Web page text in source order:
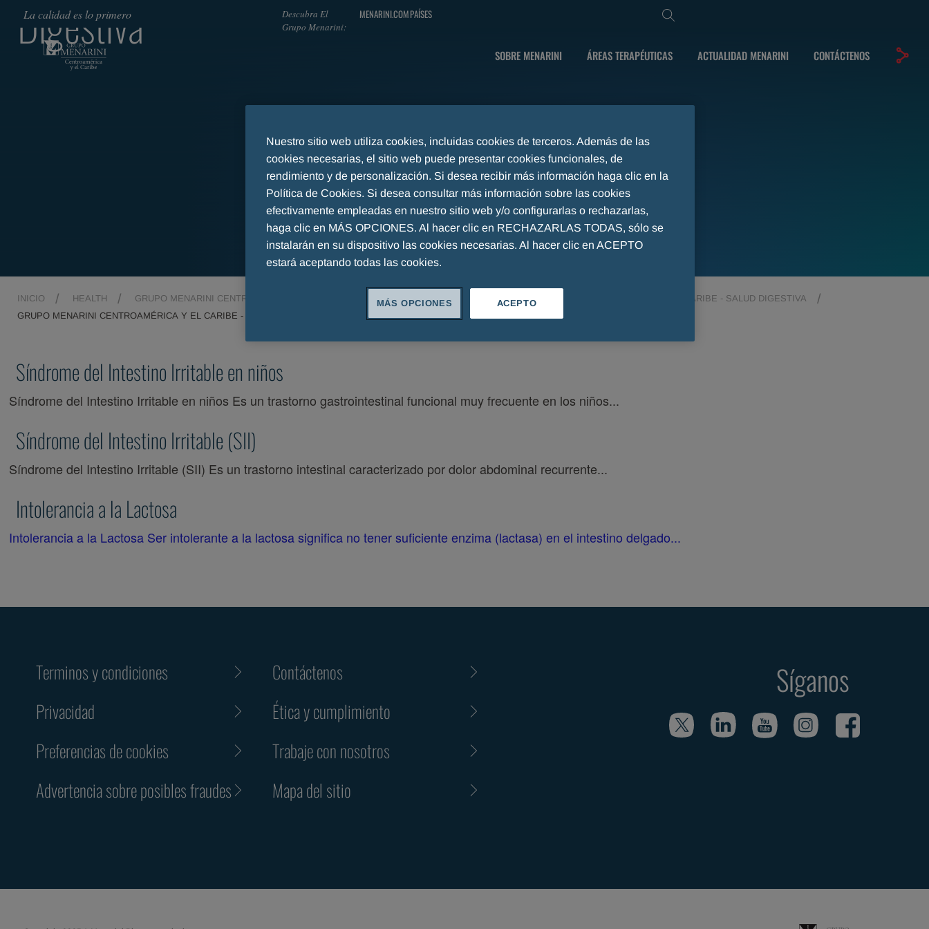
La calidad es lo primero
Descubra El
Grupo Menarini:
MENARINI.COMPAÍSES
SOBRE MENARINI ÁREAS TERAPÉUTICAS ACTUALIDAD MENARINI CONTÁCTENOS
Digestiva
INICIO HEALTH GRUPO MENARINI CENTROAMÉRICA Y EL CARIBE - CONTENIDO CIENTÍFICO
GRUPO MENARINI CENTROAMÉRICA Y EL CARIBE - SALUD DIGESTIVA
GRUPO MENARINI CENTROAMÉRICA Y EL CARIBE - SALUD DIGESTIVA
Síndrome del Intestino Irritable en niños
Síndrome del Intestino Irritable en niños Es un trastorno gastrointestinal funcional muy frecuente en los niños...
Síndrome del Intestino Irritable (SII)
Síndrome del Intestino Irritable (SII) Es un trastorno intestinal caracterizado por dolor abdominal recurrente...
Intolerancia a la Lactosa
Intolerancia a la Lactosa Ser intolerante a la lactosa significa no tener suficiente enzima (lactasa) en el intestino delgado...
Terminos y condiciones
Privacidad
Preferencias de cookies
Advertencia sobre posibles fraudes
Contáctenos
Ética y cumplimiento
Trabaje con nosotros
Mapa del sitio
Síganos
Nuestro sitio web utiliza cookies, incluidas cookies de terceros. Además de las
cookies necesarias, el sitio web puede presentar cookies funcionales, de
rendimiento y de personalización. Si desea recibir más información haga clic en la
Política de Cookies. Si desea consultar más información sobre las cookies
efectivamente empleadas en nuestro sitio web y/o configurarlas o rechazarlas,
haga clic en MÁS OPCIONES. Al hacer clic en RECHAZARLAS TODAS, sólo se
instalarán en su dispositivo las cookies necesarias. Al hacer clic en ACEPTO
estará aceptando todas las cookies.
ACEPTO
MÁS OPCIONES